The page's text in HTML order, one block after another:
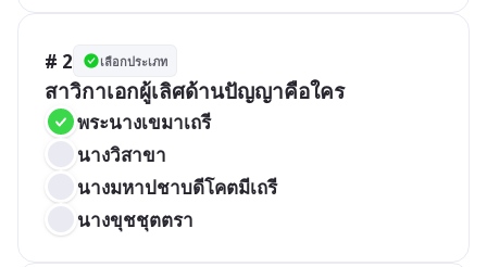
# 2 เลือกประเภท
สาวิกาเอกผู้เลิศด้านปัญญาคือใคร
พระนางเขมาเถรี
นางวิสาขา
นางมหาปชาบดีโคตมีเถรี
นางขุชชุตตรา